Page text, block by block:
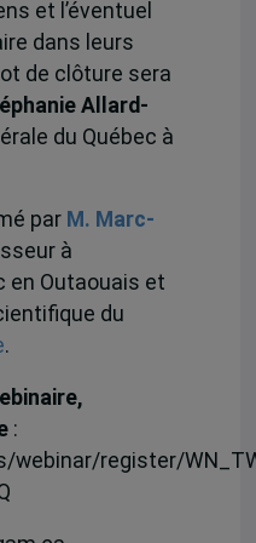
et l’éventuel
dans leurs
de clôture sera
Allard-
du Québec à
par M. Marc-
à
en Outaouais et
du
.
:
webinar/register/